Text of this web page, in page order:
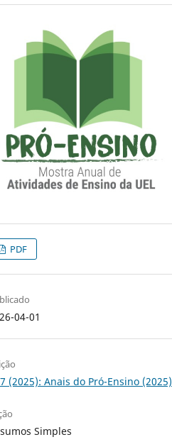
PDF
04-01
(2025): Anais do Pró-Ensino (2025)
Simples